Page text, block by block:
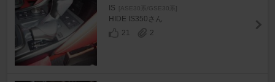
IS [ASE30系/GSE30系]
HIDE IS350さん
21
2